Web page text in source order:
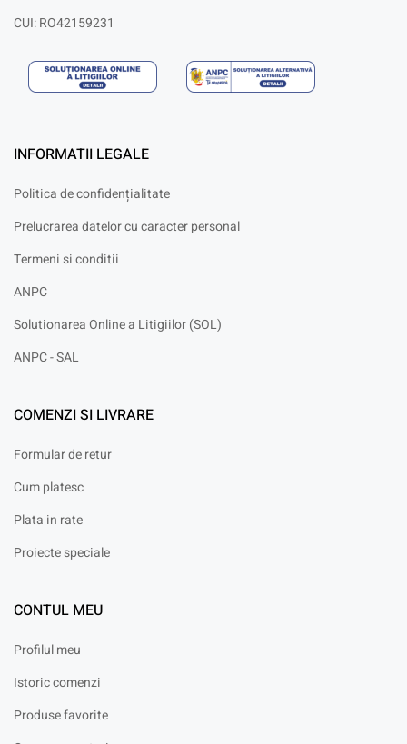
CUI: RO42159231
INFORMATII LEGALE
Politica de confidențialitate
Prelucrarea datelor cu caracter personal
Termeni si conditii
ANPC
Solutionarea Online a Litigiilor (SOL)
ANPC - SAL
COMENZI SI LIVRARE
Formular de retur
Cum platesc
Plata in rate
Proiecte speciale
CONTUL MEU
Profilul meu
Istoric comenzi
Produse favorite